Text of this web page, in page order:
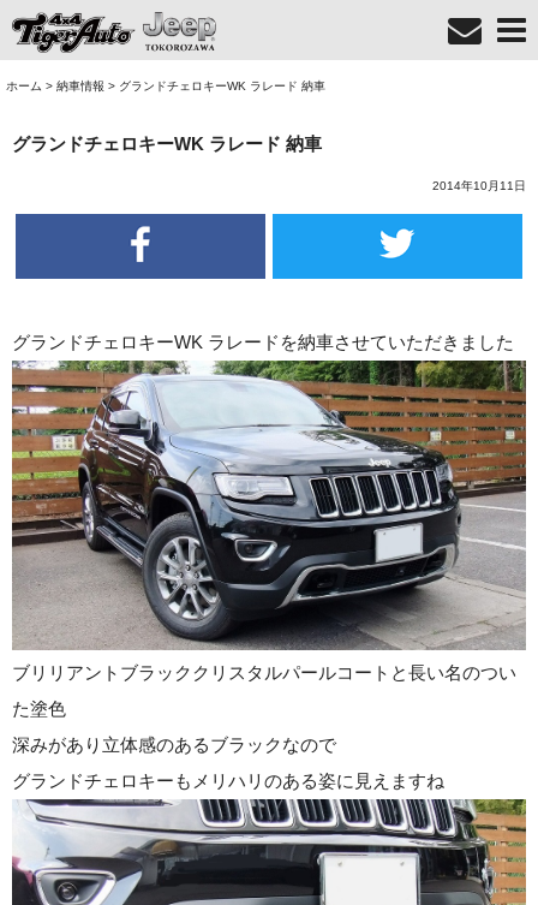
ホーム > 納車情報 > グランドチェロキーWK ラレード 納車
グランドチェロキーWK ラレード 納車
2014年10月11日
グランドチェロキーWK ラレードを納車させていただきました
ブリリアントブラッククリスタルパールコートと長い名のつい
た塗色
深みがあり立体感のあるブラックなので
グランドチェロキーもメリハリのある姿に見えますね